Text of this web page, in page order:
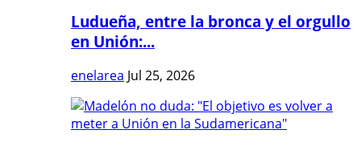
Ludueña, entre la bronca y el orgullo
en Unión:...
enelarea Jul 25, 2026